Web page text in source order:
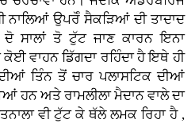
ਨਾਲਿਆਂ ਉਪਰੋੰ ਸੈਕੜਿਆਂ ਦੀ ਤਾਦਾਦ
ਦੋ ਸਾਲਾਂ ਤੋ ਟੁੱਟ ਜਾਣ ਕਾਰਨ ਇਨਾ
ਵਾਹਨ ਡਿੱਗਦਾ ਰਹਿੰਦਾ ਹੈ ਇਥੇ ਹੀ
ਤਿੰਨ ਤੋਂ ਚਾਰ ਪਲਾਸਟਿਕ ਦੀਆਂ
ਹਨ ਅਤੇ ਰਾਮਲੀਲਾ ਮੈਦਾਨ ਵਾਲੇ ਦਾ
ਵੀ ਟੁੱਟ ਕੇ ਥੱਲੇ ਲਮਕ ਰਿਹਾ ਹੈ ,